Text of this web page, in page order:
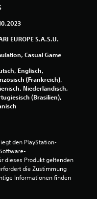
a
u
5
4
B
e
EUROPE S.A.S.U.
Casual Game
Englisch,
(Frankreich),
Niederländisch,
(Brasilien),
den PlayStation-
dieses Produkt geltenden
die Zustimmung
Informationen finden